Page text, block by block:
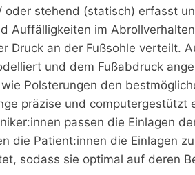
oder stehend (statisch) erfasst
Auffälligkeiten im
Druck an der Fußsohle verteilt.
und dem Fußabdruck
Polsterungen den
präzise und computergestützt
passen die Einlagen
die Patient:innen die Einlagen
sodass sie optimal auf deren